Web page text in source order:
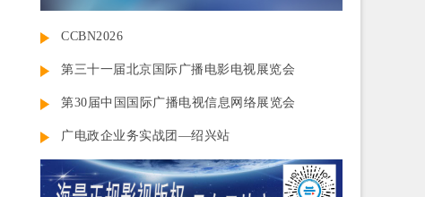
CCBN2026
第三十一届北京国际广播电影电视展览会
第30届中国国际广播电视信息网络展览会
广电政企业务实战团—绍兴站